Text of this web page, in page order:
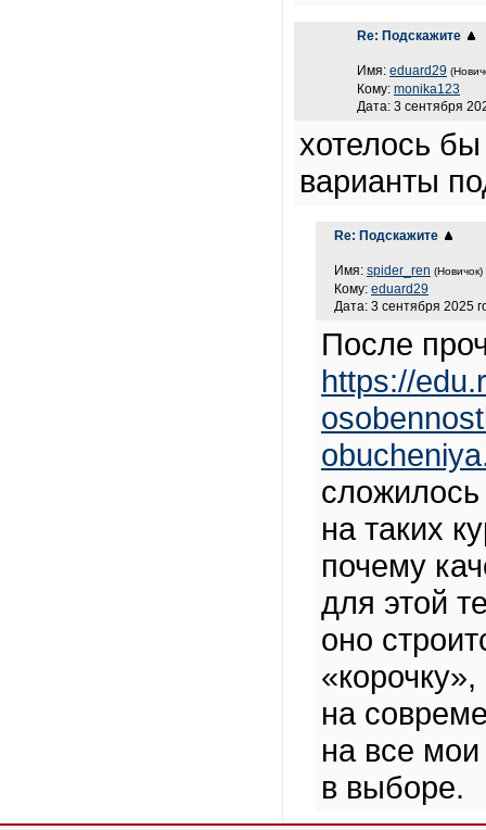
Re: Подскажите
Имя: eduard29
Кому: monika123
Дата: 3 сентября
хотелось
варианты
Re: Подскажите
Имя: spider_ren (Новичок)
Кому: eduard29
Дата: 3 сентября 2025
После
https://
на таких
почему
для этой
оно
на
на все
в выборе.